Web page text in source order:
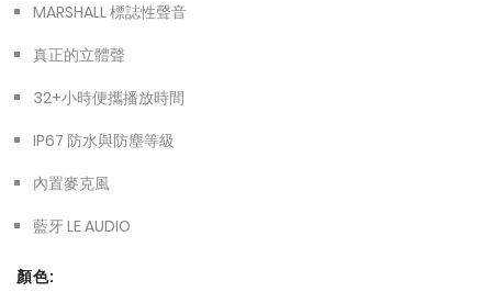
MARSHALL 標誌性聲音
真正的立體聲
32+小時便攜播放時間
IP67 防水與防塵等級
內置麥克風
藍牙 LE AUDIO
顏色